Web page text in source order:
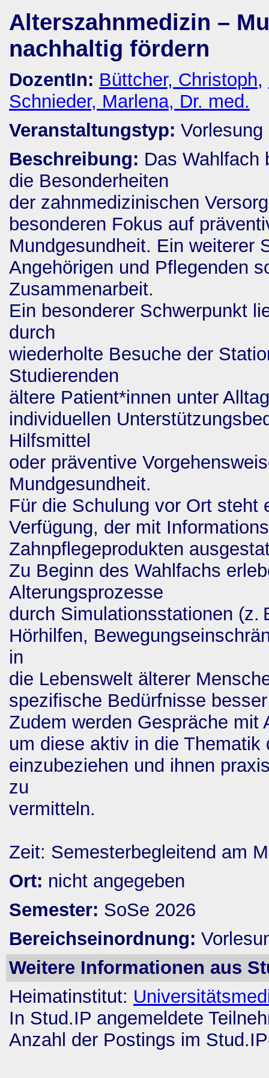
Alterszahnmedizin –
nachhaltig fördern
DozentIn: Büttcher, Christoph,
Schnieder, Marlena, Dr. med.
Veranstaltungstyp: Vorlesung
Beschreibung: Das Wahlfach
die Besonderheiten
der zahnmedizinischen
besonderen Fokus auf
Mundgesundheit. Ein weiterer
Angehörigen und Pflegenden
Zusammenarbeit.
Ein besonderer Schwerpunkt
durch
wiederholte Besuche der
Studierenden
ältere Patient*innen unter
individuellen
Hilfsmittel
oder präventive
Mundgesundheit.
Für die Schulung vor Ort steht
Verfügung, der mit
Zahnpflegeprodukten
Zu Beginn des Wahlfachs
Alterungsprozesse
durch Simulationsstationen (z.
Hörhilfen,
in
die Lebenswelt älterer
spezifische Bedürfnisse
Zudem werden Gespräche mit
um diese aktiv in die
einzubeziehen und ihnen
zu
vermitteln.
Zeit: Semesterbegleitend am
Ort: nicht angegeben
Semester: SoSe 2026
Bereichseinordnung:
Weitere Informationen aus
Heimatinstitut:
In Stud.IP angemeldete
Anzahl der Postings im